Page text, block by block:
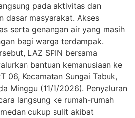
pada aktivitas dan
dasar masyarakat. Akses
serta genangan air yang masih
bagi warga terdampak.
LAZ SPIN bersama
bantuan kemanusiaan ke
06, Kecamatan Sungai Tabuk,
Minggu (11/1/2026). Penyaluran
langsung ke rumah-rumah
cukup sulit akibat